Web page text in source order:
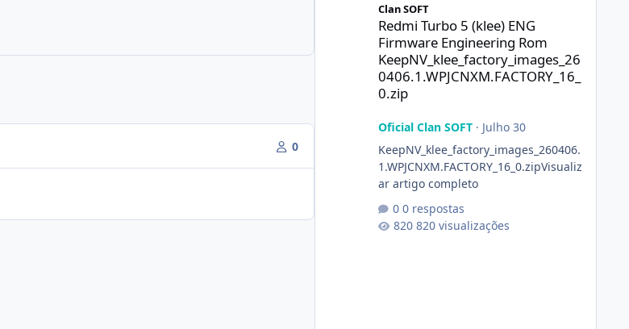
0
Clan SOFT
Redmi Turbo 5 (klee) ENG
Firmware Engineering Rom
KeepNV_klee_factory_images_26
0406.1.WPJCNXM.FACTORY_16_
0.zip
Oficial Clan SOFT· Julho 30
KeepNV_klee_factory_images_260406.
1.WPJCNXM.FACTORY_16_0.zipVisualiz
ar artigo completo
0 respostas
820 visualizações